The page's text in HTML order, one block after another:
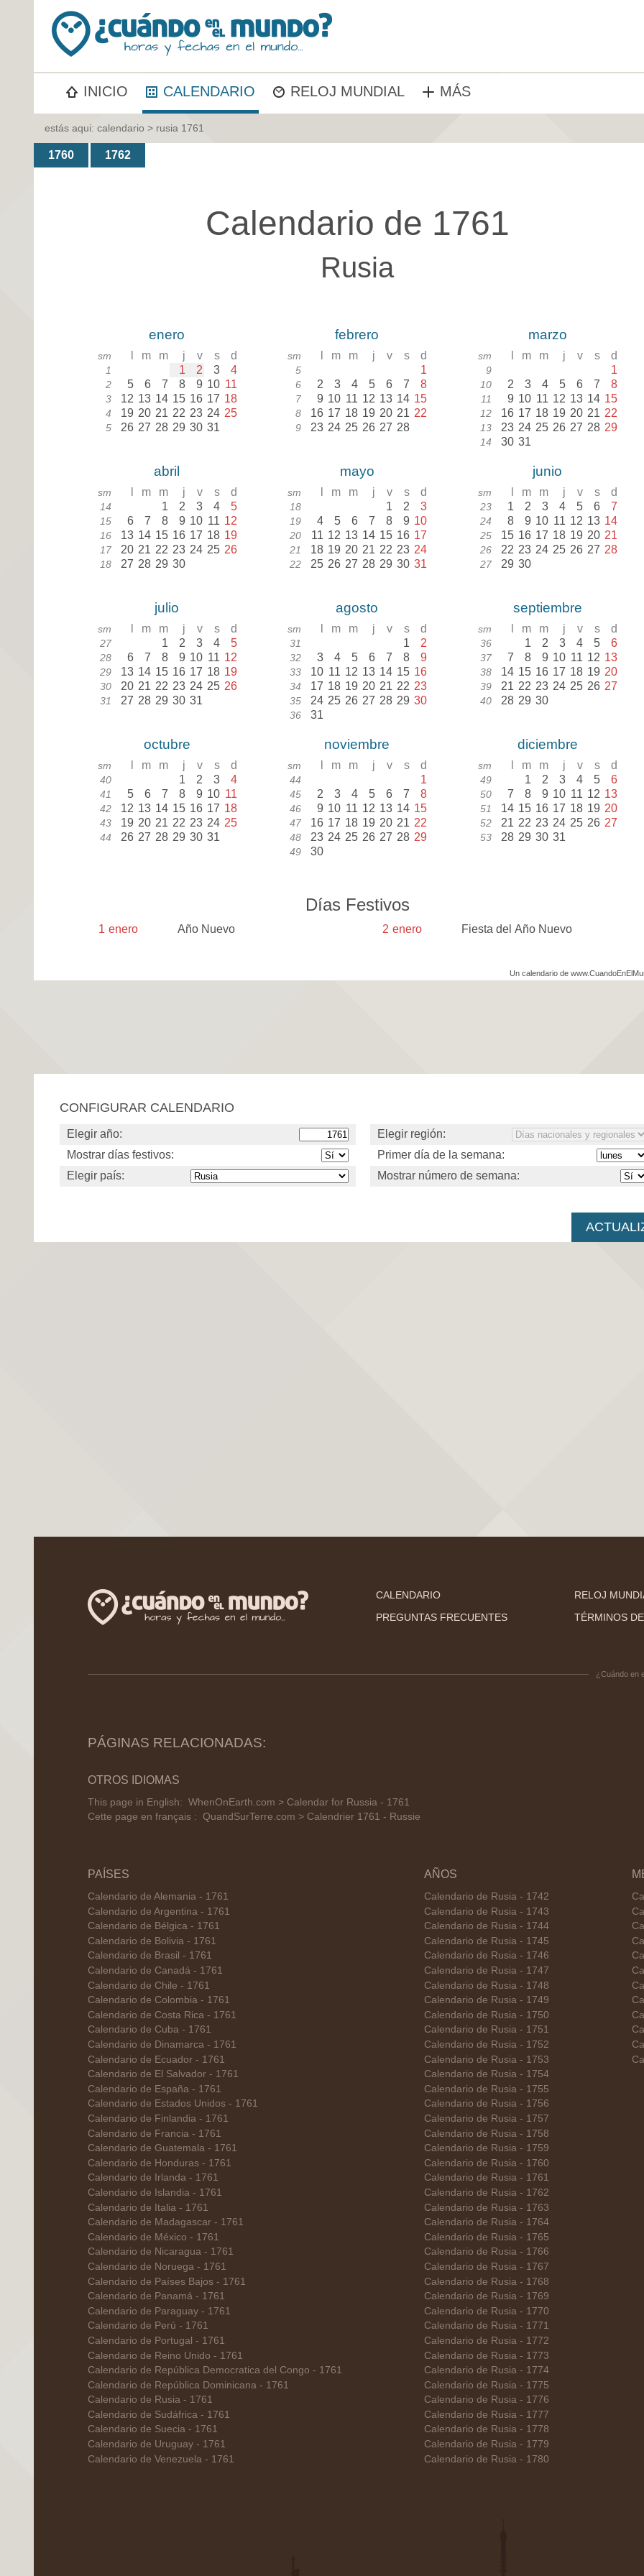
INICIO CALENDARIO RELOJ MUNDIAL MÁS
estás aqui: calendario > rusia 1761
1760 1762
Calendario de 1761
Rusia
enero
sm m m j v s d
1 1 2 3 4
2 5 6 7 8 9 10 11
3 12 13 14 15 16 17 18
4 19 20 21 22 23 24 25
5 26 27 28 29 30 31
febrero
sm m m j v s d
5 1
6 2 3 4 5 6 7 8
7 9 10 11 12 13 14 15
8 16 17 18 19 20 21 22
9 23 24 25 26 27 28
marzo
sm m m j v s d
9 1
10 2 3 4 5 6 7 8
11 9 10 11 12 13 14 15
12 16 17 18 19 20 21 22
13 23 24 25 26 27 28 29
14 30 31
abril
sm m m j v s d
14 1 2 3 4 5
15 6 7 8 9 10 11 12
16 13 14 15 16 17 18 19
17 20 21 22 23 24 25 26
18 27 28 29 30
mayo
sm m m j v s d
18 1 2 3
19 4 5 6 7 8 9 10
20 11 12 13 14 15 16 17
21 18 19 20 21 22 23 24
22 25 26 27 28 29 30 31
junio
sm m m j v s d
23 1 2 3 4 5 6 7
24 8 9 10 11 12 13 14
25 15 16 17 18 19 20 21
26 22 23 24 25 26 27 28
27 29 30
julio
sm m m j v s d
27 1 2 3 4 5
28 6 7 8 9 10 11 12
29 13 14 15 16 17 18 19
30 20 21 22 23 24 25 26
31 27 28 29 30 31
agosto
sm m m j v s d
31 1 2
32 3 4 5 6 7 8 9
33 10 11 12 13 14 15 16
34 17 18 19 20 21 22 23
35 24 25 26 27 28 29 30
36 31
septiembre
sm m m j v s d
36 1 2 3 4 5 6
37 7 8 9 10 11 12 13
38 14 15 16 17 18 19 20
39 21 22 23 24 25 26 27
40 28 29 30
octubre
sm m m j v s d
40 1 2 3 4
41 5 6 7 8 9 10 11
42 12 13 14 15 16 17 18
43 19 20 21 22 23 24 25
44 26 27 28 29 30 31
noviembre
sm m m j v s d
44 1
45 2 3 4 5 6 7 8
46 9 10 11 12 13 14 15
47 16 17 18 19 20 21 22
48 23 24 25 26 27 28 29
49 30
diciembre
sm m m j v s d
49 1 2 3 4 5 6
50 7 8 9 10 11 12 13
51 14 15 16 17 18 19 20
52 21 22 23 24 25 26 27
53 28 29 30 31
Días Festivos
1 enero Año Nuevo 2 enero Fiesta del Año Nuevo
Un calendario de
CONFIGURAR CALENDARIO
Elegir año:
Mostrar días festivos:
Elegir país:
Elegir región:
Primer día de la semana:
Mostrar número de semana:
CALENDARIO RELOJ
PREGUNTAS FRECUENTES
TÉRMINOS
¿Cuándo en
PÁGINAS RELACIONADAS:
OTROS IDIOMAS
This page in English: WhenOnEarth.com > Calendar for Russia - 1761
Cette page en français : QuandSurTerre.com > Calendrier 1761 - Russie
PAÍSES
Calendario de Alemania - 1761
Calendario de Argentina - 1761
Calendario de Bélgica - 1761
Calendario de Bolivia - 1761
Calendario de Brasil - 1761
Calendario de Canadá - 1761
Calendario de Chile - 1761
Calendario de Colombia - 1761
Calendario de Costa Rica - 1761
Calendario de Cuba - 1761
Calendario de Dinamarca - 1761
Calendario de Ecuador - 1761
Calendario de El Salvador - 1761
Calendario de España - 1761
Calendario de Estados Unidos - 1761
Calendario de Finlandia - 1761
Calendario de Francia - 1761
Calendario de Guatemala - 1761
Calendario de Honduras - 1761
Calendario de Irlanda - 1761
Calendario de Islandia - 1761
Calendario de Italia - 1761
Calendario de Madagascar - 1761
Calendario de México - 1761
Calendario de Nicaragua - 1761
Calendario de Noruega - 1761
Calendario de Países Bajos - 1761
Calendario de Panamá - 1761
Calendario de Paraguay - 1761
Calendario de Perú - 1761
Calendario de Portugal - 1761
Calendario de Reino Unido - 1761
Calendario de República Democratica del Congo - 1761
Calendario de República Dominicana - 1761
Calendario de Rusia - 1761
Calendario de Sudáfrica - 1761
Calendario de Suecia - 1761
Calendario de Uruguay - 1761
Calendario de Venezuela - 1761
AÑOS
Calendario de Rusia - 1742
Calendario de Rusia - 1743
Calendario de Rusia - 1744
Calendario de Rusia - 1745
Calendario de Rusia - 1746
Calendario de Rusia - 1747
Calendario de Rusia - 1748
Calendario de Rusia - 1749
Calendario de Rusia - 1750
Calendario de Rusia - 1751
Calendario de Rusia - 1752
Calendario de Rusia - 1753
Calendario de Rusia - 1754
Calendario de Rusia - 1755
Calendario de Rusia - 1756
Calendario de Rusia - 1757
Calendario de Rusia - 1758
Calendario de Rusia - 1759
Calendario de Rusia - 1760
Calendario de Rusia - 1761
Calendario de Rusia - 1762
Calendario de Rusia - 1763
Calendario de Rusia - 1764
Calendario de Rusia - 1765
Calendario de Rusia - 1766
Calendario de Rusia - 1767
Calendario de Rusia - 1768
Calendario de Rusia - 1769
Calendario de Rusia - 1770
Calendario de Rusia - 1771
Calendario de Rusia - 1772
Calendario de Rusia - 1773
Calendario de Rusia - 1774
Calendario de Rusia - 1775
Calendario de Rusia - 1776
Calendario de Rusia - 1777
Calendario de Rusia - 1778
Calendario de Rusia - 1779
Calendario de Rusia - 1780